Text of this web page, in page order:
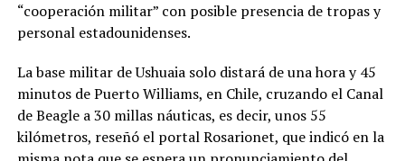
“cooperación militar” con posible presencia de tropas y
personal estadounidenses.
La base militar de Ushuaia solo distará de una hora y 45
minutos de Puerto Williams, en Chile, cruzando el Canal
de Beagle a 30 millas náuticas, es decir, unos 55
kilómetros, reseñó el portal Rosarionet, que indicó en la